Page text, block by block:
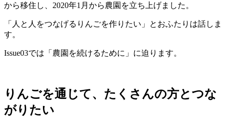
から移住し、2020年1月から農園を立ち上げました。
「人と人をつなげるりんごを作りたい」とおふたりは話しま
す。
Issue03では「農園を続けるために」に迫ります。
りんごを通じて、たくさんの方とつな
がりたい